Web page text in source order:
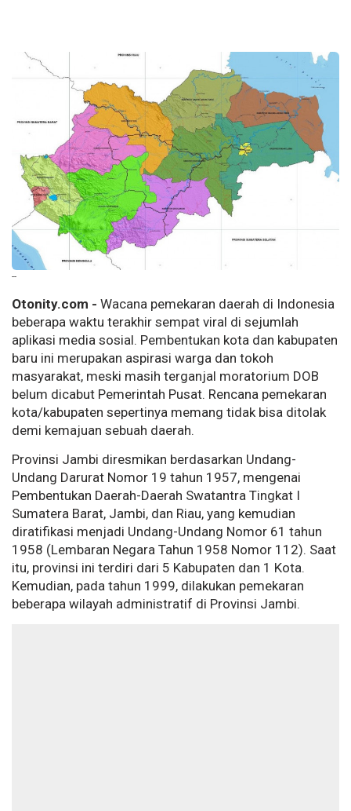
--
Otonity.com - Wacana pemekaran daerah di Indonesia
beberapa waktu terakhir sempat viral di sejumlah
aplikasi media sosial. Pembentukan kota dan kabupaten
baru ini merupakan aspirasi warga dan tokoh
masyarakat, meski masih terganjal moratorium DOB
belum dicabut Pemerintah Pusat. Rencana pemekaran
kota/kabupaten sepertinya memang tidak bisa ditolak
demi kemajuan sebuah daerah.
Provinsi Jambi diresmikan berdasarkan Undang-
Undang Darurat Nomor 19 tahun 1957, mengenai
Pembentukan Daerah-Daerah Swatantra Tingkat I
Sumatera Barat, Jambi, dan Riau, yang kemudian
diratifikasi menjadi Undang-Undang Nomor 61 tahun
1958 (Lembaran Negara Tahun 1958 Nomor 112). Saat
itu, provinsi ini terdiri dari 5 Kabupaten dan 1 Kota.
Kemudian, pada tahun 1999, dilakukan pemekaran
beberapa wilayah administratif di Provinsi Jambi.